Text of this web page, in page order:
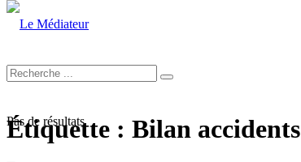
Pas de résultats
Étiquette : Bilan accidents